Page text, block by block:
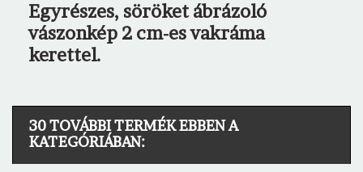
Egyrészes, söröket ábrázoló
vászonkép 2 cm-es vakráma
kerettel.
30 TOVÁBBI TERMÉK EBBEN A
KATEGÓRIÁBAN: